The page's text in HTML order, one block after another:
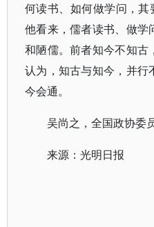
何读书、如何做学问，其
他看来，儒者读书、做学
和陋儒。前者知今不知古
认为，知古与知今，并行
今会通。
吴尚之，全国政协委
来源：光明日报